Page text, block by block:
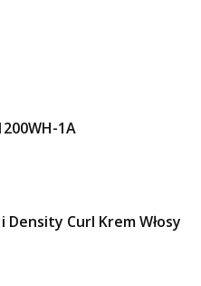
1A
Density Curl Krem Włosy